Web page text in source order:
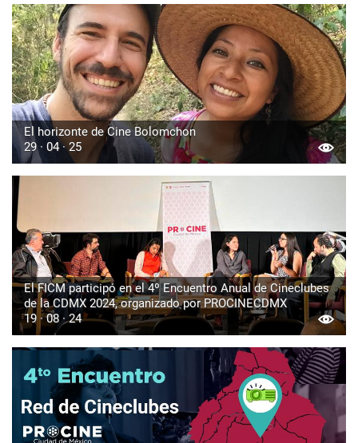
El horizonte de Cine Bolomchon
29 · 04 · 25
El FICM participó en el 4º Encuentro Anual de Cineclubes
de la CDMX 2024, organizado por PROCINECDMX
19 · 08 · 24